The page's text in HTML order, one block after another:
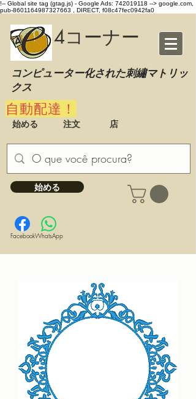
!-- Global site tag (gtag.js) - Google Ads: 742019118 --> google.com,
pub-8601164987327663 , DIRECT, f08c47fec0942fa0
4コーナー
コンピューター化された刺繡マトリッ
クス
自動配達！
始める 注文 店
始める
FacebookWhatsApp